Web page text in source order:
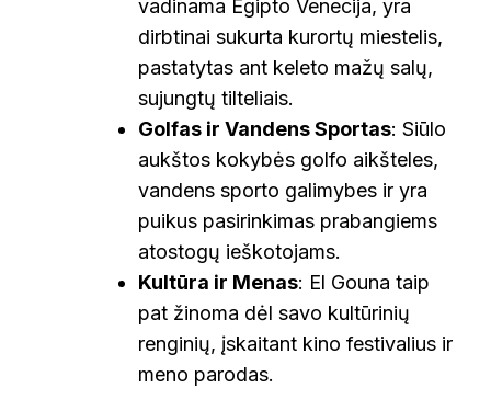
vadinama Egipto Venecija, yra
dirbtinai sukurta kurortų miestelis,
pastatytas ant keleto mažų salų,
sujungtų tilteliais.
Golfas ir Vandens Sportas: Siūlo
aukštos kokybės golfo aikšteles,
vandens sporto galimybes ir yra
puikus pasirinkimas prabangiems
atostogų ieškotojams.
Kultūra ir Menas: El Gouna taip
pat žinoma dėl savo kultūrinių
renginių, įskaitant kino festivalius ir
meno parodas.